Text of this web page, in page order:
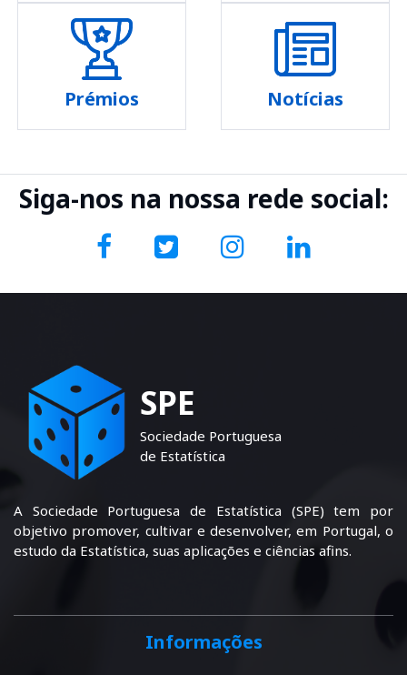
Prémios Notícias
Siga-nos na nossa rede social:
SPE
Sociedade Portuguesa
de Estatística
A Sociedade Portuguesa de Estatística (SPE) tem por
objetivo promover, cultivar e desenvolver, em Portugal, o
estudo da Estatística, suas aplicações e ciências afins.
Informações